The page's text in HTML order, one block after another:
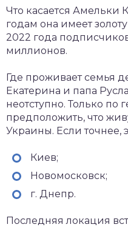
Что касается Амельки
годам она имеет
2022 года
миллионов.
Где проживает семья
Екатерина и папа
неотступно. Только по
предположить, что
Украины. Если точнее,
Киев;
Новомосковск;
г. Днепр.
Последняя локация